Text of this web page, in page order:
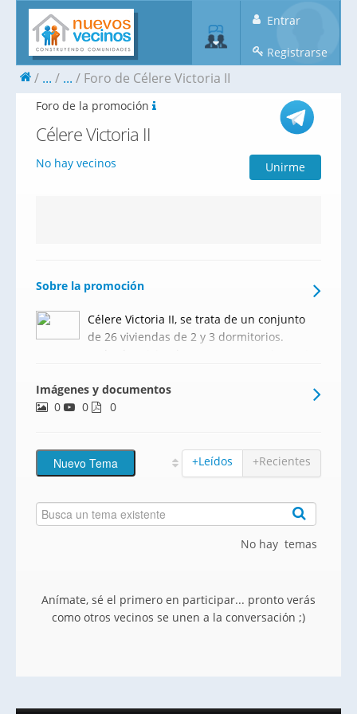
Entrar
Registrarse
... ... Foro de Célere Victoria II
Foro de la promoción
Célere Victoria II
No hay vecinos Unirme
Sobre la promoción
Célere Victoria II, se trata de un conjunto
de 26 viviendas de 2 y 3 dormitorios.
ofrece unas excelentes zonas comunes,
piscina, sala social y zonas ajardinadas.En
Imágenes y documentos
0
0 0
+Leídos +Recientes
No hay temas
Anímate, sé el primero en participar... pronto verás
como otros vecinos se unen a la conversación ;)